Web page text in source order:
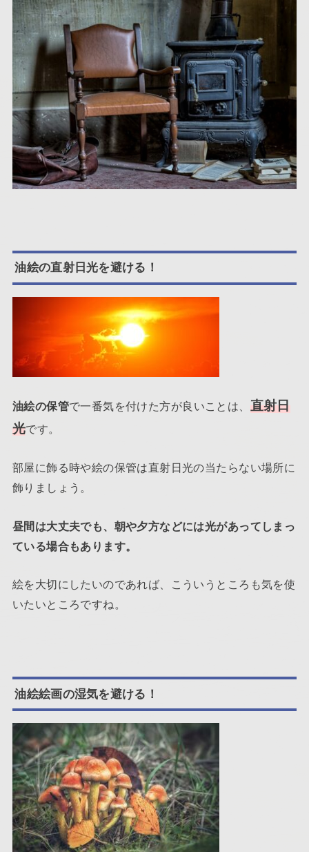
油絵の直射日光を避ける！
油絵の保管で一番気を付けた方が良いことは、 直射日
光です。
部屋に飾る時や絵の保管は直射日光の当たらない場所に
飾りましょう。
昼間は大丈夫でも、朝や夕方などには光があってしまっ
ている場合もあります。
絵を大切にしたいのであれば、こういうところも気を使
いたいところですね。
油絵絵画の湿気を避ける！